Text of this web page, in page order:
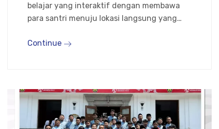
belajar yang interaktif dengan membawa
para santri menuju lokasi langsung yang…
Continue